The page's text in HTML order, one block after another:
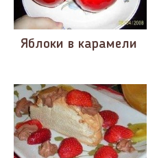
Яблоки в карамели